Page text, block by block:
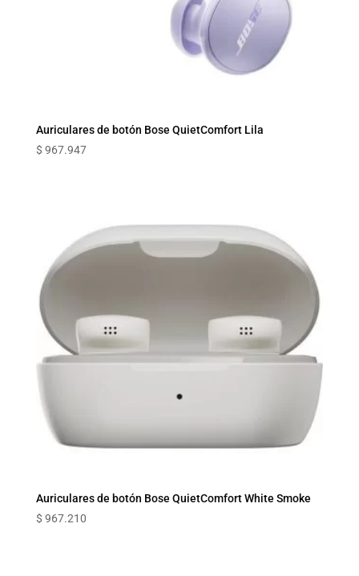
Auriculares de botón Bose QuietComfort Lila
$ 967.947
Auriculares de botón Bose QuietComfort White Smoke
$ 967.210